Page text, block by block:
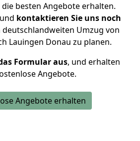
die besten Angebote erhalten.
kontaktieren Sie uns noch
Umzug von
Lauingen Donau zu planen.
Formular aus, und erhalten
Angebote.
Angebote erhalten